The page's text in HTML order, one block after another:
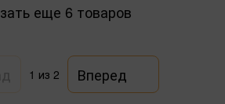
еще 6 товаров
1 из 2 Вперед